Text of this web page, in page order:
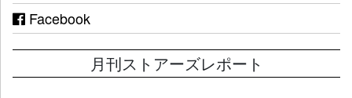
Facebook
月刊ストアーズレポート